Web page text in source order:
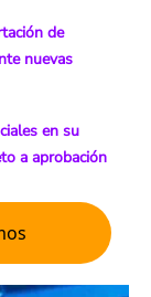
de
nuevas
en su
a aprobación